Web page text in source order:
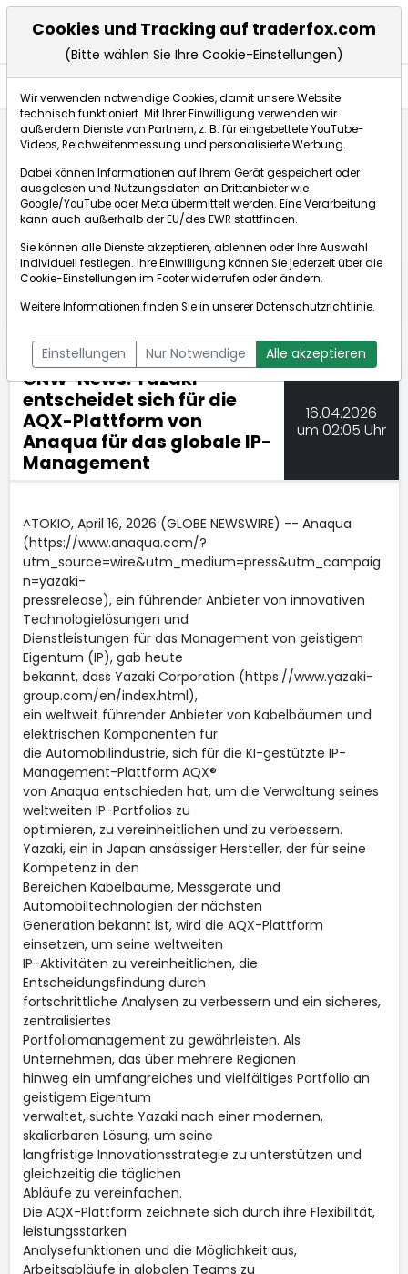
GNW-News: Yazaki entscheidet sich für die AQX-Pla...
dpa-AFX Compact
ÜBERSICHT DPA-AFX PROFEED
DPA-AFX COMPACT
NEWSBOT
GNW-News: Yazaki
entscheidet sich für die
AQX-Plattform von
Anaqua für das globale IP-
Management
16.04.2026
um 02:05 Uhr
^TOKIO, April 16, 2026 (GLOBE NEWSWIRE) -- Anaqua
(https://www.anaqua.com/?
utm_source=wire&utm_medium=press&utm_campaig
n=yazaki-
pressrelease), ein führender Anbieter von innovativen
Technologielösungen und
Dienstleistungen für das Management von geistigem
Eigentum (IP), gab heute
bekannt, dass Yazaki Corporation (https://www.yazaki-
group.com/en/index.html),
ein weltweit führender Anbieter von Kabelbäumen und
elektrischen Komponenten für
die Automobilindustrie, sich für die KI-gestützte IP-
Management-Plattform AQX®
von Anaqua entschieden hat, um die Verwaltung seines
weltweiten IP-Portfolios zu
optimieren, zu vereinheitlichen und zu verbessern.
Yazaki, ein in Japan ansässiger Hersteller, der für seine
Kompetenz in den
Bereichen Kabelbäume, Messgeräte und
Automobiltechnologien der nächsten
Generation bekannt ist, wird die AQX-Plattform
einsetzen, um seine weltweiten
IP-Aktivitäten zu vereinheitlichen, die
Entscheidungsfindung durch
fortschrittliche Analysen zu verbessern und ein sicheres,
zentralisiertes
Portfoliomanagement zu gewährleisten. Als
Unternehmen, das über mehrere Regionen
hinweg ein umfangreiches und vielfältiges Portfolio an
geistigem Eigentum
verwaltet, suchte Yazaki nach einer modernen,
skalierbaren Lösung, um seine
langfristige Innovationsstrategie zu unterstützen und
gleichzeitig die täglichen
Abläufe zu vereinfachen.
Die AQX-Plattform zeichnete sich durch ihre Flexibilität,
leistungsstarken
Analysefunktionen und die Möglichkeit aus,
Arbeitsabläufe in globalen Teams zu
Cookies und Tracking auf traderfox.com
(Bitte wählen Sie Ihre Cookie-Einstellungen)
Wir verwenden notwendige Cookies, damit unsere Website
technisch funktioniert. Mit Ihrer Einwilligung verwenden wir
außerdem Dienste von Partnern, z. B. für eingebettete YouTube-
Videos, Reichweitenmessung und personalisierte Werbung.
Dabei können Informationen auf Ihrem Gerät gespeichert oder
ausgelesen und Nutzungsdaten an Drittanbieter wie
Google/YouTube oder Meta übermittelt werden. Eine Verarbeitung
kann auch außerhalb der EU/des EWR stattfinden.
Sie können alle Dienste akzeptieren, ablehnen oder Ihre Auswahl
individuell festlegen. Ihre Einwilligung können Sie jederzeit über die
Cookie-Einstellungen im Footer widerrufen oder ändern.
Weitere Informationen finden Sie in unsererDatenschutzrichtlinie.
Einstellungen Nur Notwendige Alle akzeptieren